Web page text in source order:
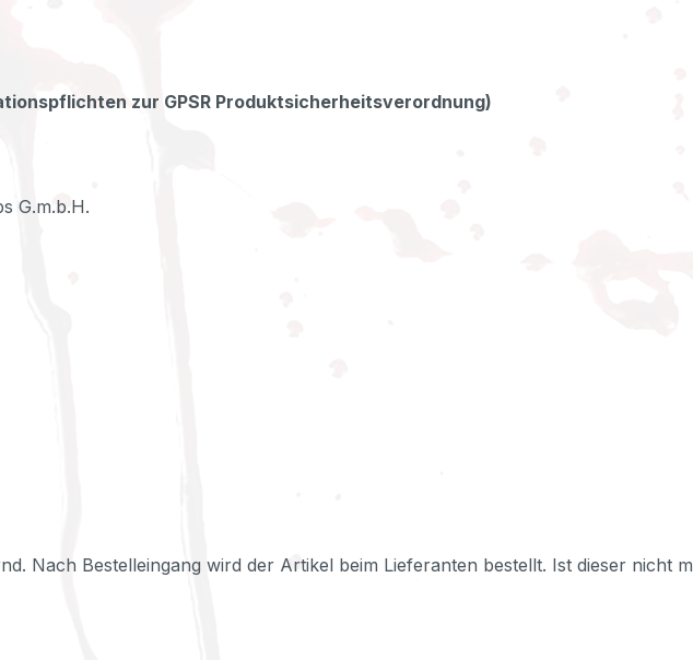
zur GPSR Produktsicherheitsverordnung)
G.m.b.H.
Nach Bestelleingang wird der Artikel beim Lieferanten bestellt. Ist dieser nicht